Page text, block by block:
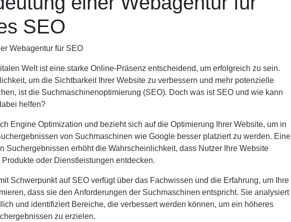
SEO
Webagentur für SEO
Welt ist eine starke Online-Präsenz entscheidend, um erfolgreich zu sein.
um die Sichtbarkeit Ihrer Website zu verbessern und mehr potenzielle
ist die Suchmaschinenoptimierung (SEO). Doch was ist SEO und wie kann
helfen?
Engine Optimization und bezieht sich auf die Optimierung Ihrer Website, um in
von Suchmaschinen wie Google besser platziert zu werden. Eine
Suchergebnissen erhöht die Wahrscheinlichkeit, dass Nutzer Ihre Website
oder Dienstleistungen entdecken.
Schwerpunkt auf SEO verfügt über das Fachwissen und die Erfahrung, um Ihre
dass sie den Anforderungen der Suchmaschinen entspricht. Sie analysiert
und identifiziert Bereiche, die verbessert werden können, um ein höheres
zu erzielen.